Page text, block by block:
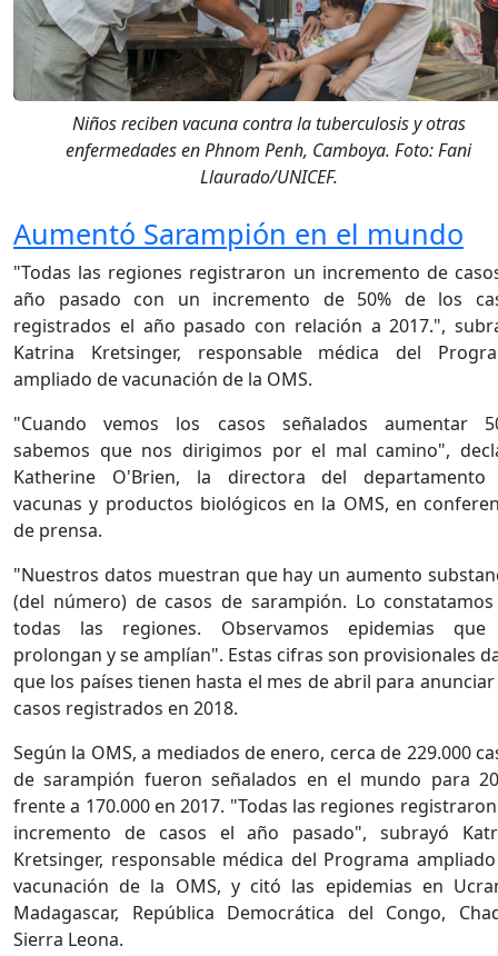
Niños reciben vacuna contra la tuberculosis y otras
enfermedades en Phnom Penh, Camboya. Foto: Fani
Llaurado/UNICEF.
Aumentó Sarampión en el mundo
"Todas las regiones registraron un incremento de
año pasado con un incremento de 50% de los
registrados el año pasado con relación a 2017.",
Katrina Kretsinger, responsable médica del
ampliado de vacunación de la OMS.
"Cuando vemos los casos señalados aumentar
sabemos que nos dirigimos por el mal camino",
Katherine O'Brien, la directora del departamento
vacunas y productos biológicos en la OMS, en
de prensa.
"Nuestros datos muestran que hay un aumento
(del número) de casos de sarampión. Lo
todas las regiones. Observamos epidemias que
prolongan y se amplían". Estas cifras son provisionales
que los países tienen hasta el mes de abril para
casos registrados en 2018.
Según la OMS, a mediados de enero, cerca de 229.000
de sarampión fueron señalados en el mundo para
frente a 170.000 en 2017. "Todas las regiones
incremento de casos el año pasado", subrayó
Kretsinger, responsable médica del Programa
vacunación de la OMS, y citó las epidemias en
Madagascar, República Democrática del Congo,
Sierra Leona.